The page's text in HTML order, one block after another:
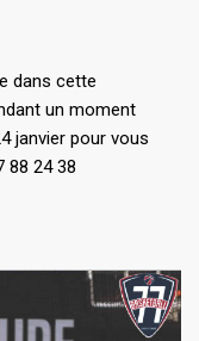
dans cette
un moment
janvier pour vous
88 24 38